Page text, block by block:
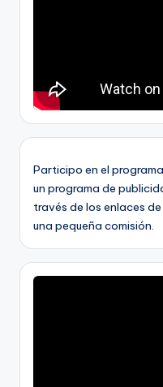
Participo en el
un programa de
través de los enlaces
una pequeña comisión.